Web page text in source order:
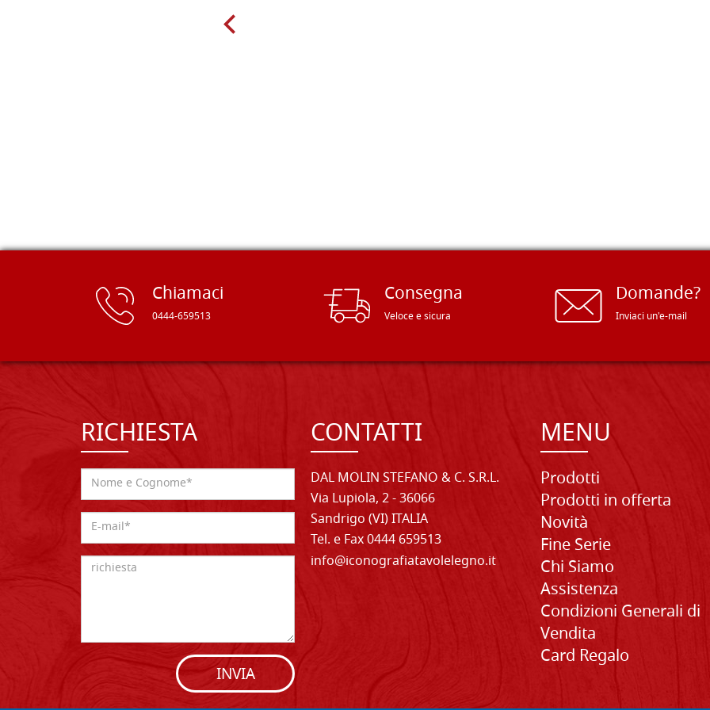
Chiamaci
0444-659513
Consegna
Veloce e sicura
Domande?
Inviaci un'e-mail
RICHIESTA
INVIA
CONTATTI
DAL MOLIN STEFANO & C. S.R.L.
Via Lupiola, 2 - 36066
Sandrigo (VI) ITALIA
Tel. e Fax 0444 659513
info@iconografiatavolelegno.it
MENU
Prodotti
Prodotti in offerta
Novità
Fine Serie
Chi Siamo
Assistenza
Condizioni Generali di
Vendita
Card Regalo